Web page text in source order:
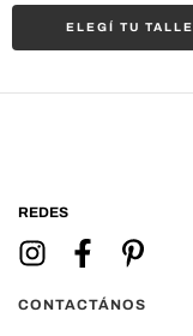
ELEGÍ TU TALLE
REDES
CONTACTÁNOS